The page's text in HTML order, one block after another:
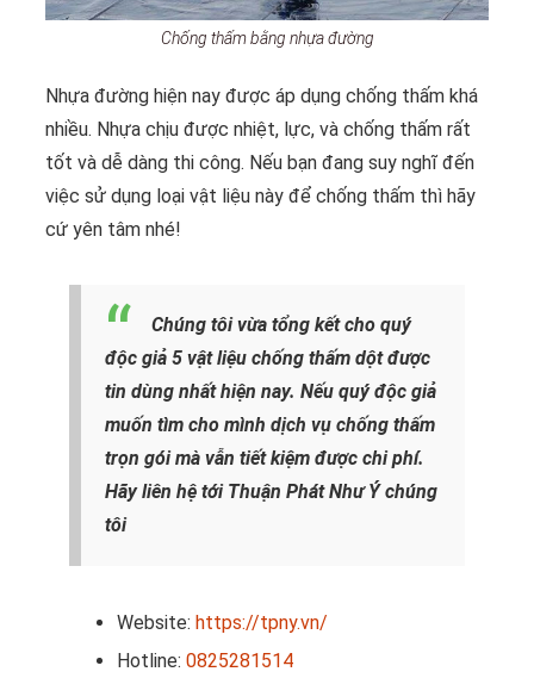
Chống thấm bằng nhựa đường
Nhựa đường hiện nay được áp dụng chống thấm khá
nhiều. Nhựa chịu được nhiệt, lực, và chống thấm rất
tốt và dễ dàng thi công. Nếu bạn đang suy nghĩ đến
việc sử dụng loại vật liệu này để chống thấm thì hãy
cứ yên tâm nhé!
Chúng tôi vừa tổng kết cho quý
độc giả 5 vật liệu chống thấm dột được
tin dùng nhất hiện nay. Nếu quý độc giả
muốn tìm cho mình dịch vụ chống thấm
trọn gói mà vẫn tiết kiệm được chi phí.
Hãy liên hệ tới Thuận Phát Như Ý chúng
tôi
Website: https://tpny.vn/
Hotline: 0825281514